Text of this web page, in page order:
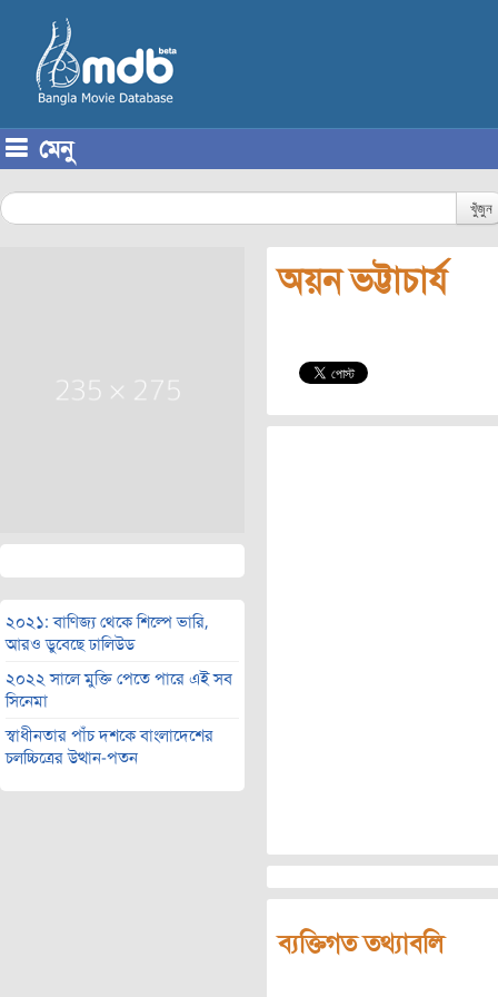
মেনু
খুঁজুন
২০২১: বাণিজ্য থেকে শিল্পে ভারি,
আরও ডুবেছে ঢালিউড
২০২২ সালে মুক্তি পেতে পারে এই সব
সিনেমা
স্বাধীনতার পাঁচ দশকে বাংলাদেশের
চলচ্চিত্রের উত্থান-পতন
অয়ন ভট্টাচার্য
ব্যক্তিগত তথ্যাবলি